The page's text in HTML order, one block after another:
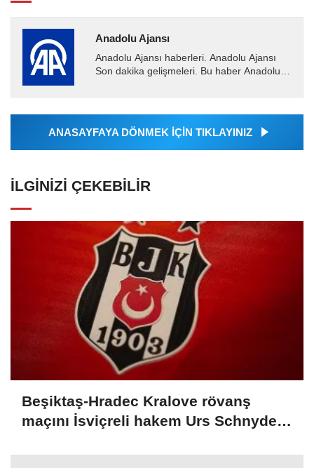
Anadolu Ajansı
Anadolu Ajansı haberleri. Anadolu Ajansı
Son dakika gelişmeleri. Bu haber Anadolu
Ajansı tarafından...
ANASAYFAYA DÖNMEK İÇİN TIKLAYINIZ
İLGINIZI ÇEKEBILIR
Beşiktaş-Hradec Kralove rövanş
maçını İsviçreli hakem Urs Schnyder